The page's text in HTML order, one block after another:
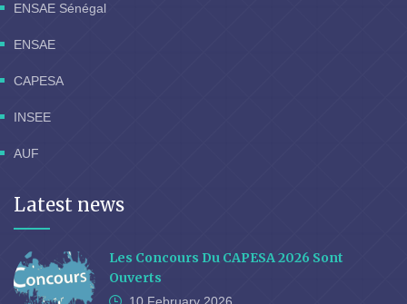
ENSAE Sénégal
ENSAE
CAPESA
INSEE
AUF
Latest news
Les Concours Du CAPESA 2026 Sont
Ouverts